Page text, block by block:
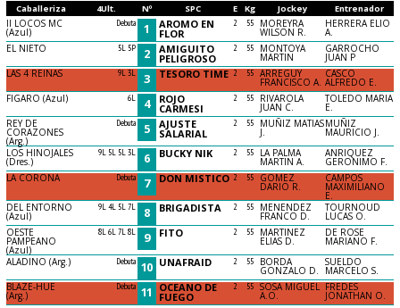
Caballeriza 4Ult. Nº SPC E Kg Jockey Entrenador
II LOCOS MC
(Azul)
Debuta 1 AROMO EN
FLOR
2 55 MOREYRA
WILSON R.
HERRERA ELIO
A.
EL NIETO
5L 5P 2 AMIGUITO
PELIGROSO
2 55 MONTOYA
MARTIN
GARROCHO
JUAN P
LAS 4 REINAS
9L 3L 3 TESORO TIME 2 55 ARREGUY
FRANCISCO A.
CASCO
ALFREDO E.
FIGARO (Azul)
6L 4 ROJO
CARMESI
2 55 RIVAROLA
JUAN C.
TOLEDO MARIA
E.
REY DE
CORAZONES
(Arg.)
Debuta 5 AJUSTE
SALARIAL
2 55 MUÑIZ MATIAS
J.
MUÑIZ
MAURICIO J.
LOS HINOJALES
(Dres.)
9L 5L 5L 3L 6 BUCKY NIK 2 55 LA PALMA
MARTIN A.
ANRIQUEZ
GERONIMO F.
LA CORONA
Debuta 7 DON MISTICO 2 55 GOMEZ
DARIO R.
CAMPOS
MAXIMILIANO
E.
DEL ENTORNO
(Azul)
9L 4L 5L 7L 8 BRIGADISTA 2 55 MENENDEZ
FRANCO D.
TOURNOUD
LUCAS O.
OESTE
PAMPEANO
(Azul)
8L 6L 7L 8L 9 FITO 2 55 MARTINEZ
ELIAS D.
DE ROSE
MARIANO F.
ALADINO (Arg.)
Debuta 10 UNAFRAID 2 55 BORDA
GONZALO D.
SUELDO
MARCELO S.
BLAZE-HUE
(Arg.)
Debuta 11 OCEANO DE
FUEGO
2 55 SOSA MIGUEL
A.O.
FREDES
JONATHAN O.